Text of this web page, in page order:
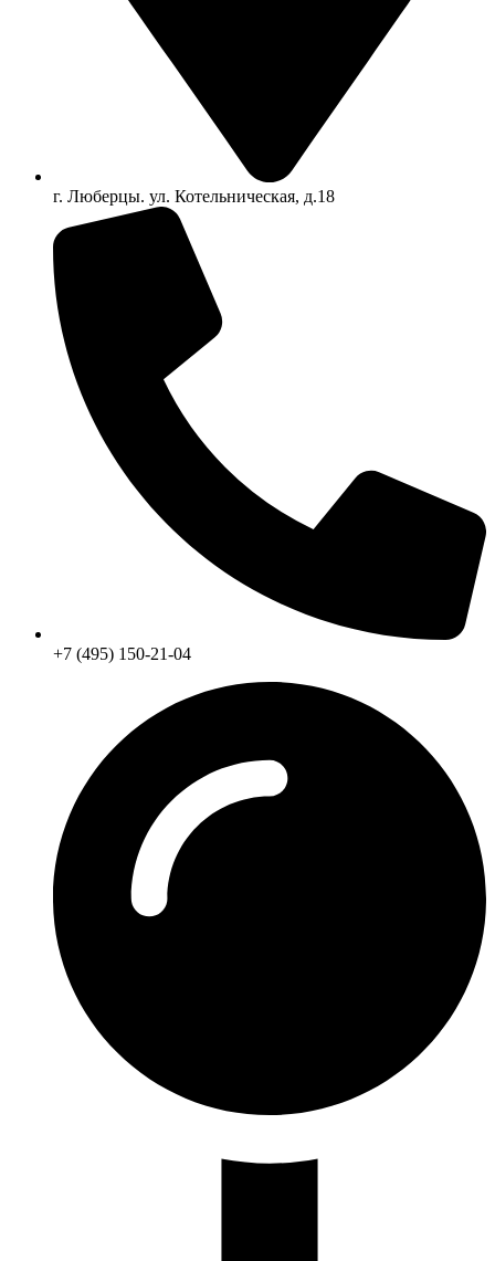
г. Люберцы. ул. Котельническая, д.18
+7 (495) 150-21-04